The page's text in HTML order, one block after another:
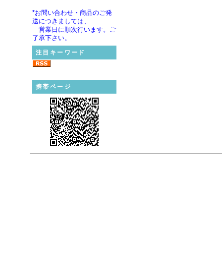
*お問い合わせ・商品のご発
送につきましては、
営業日に順次行います。ご
了承下さい。
注目キーワード
携帯ページ